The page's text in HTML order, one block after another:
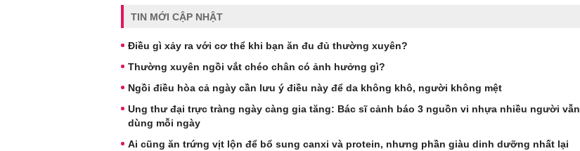
TIN MỚI CẬP NHẬT
Điều gì xảy ra với cơ thể khi bạn ăn đu đủ thường xuyên?
Thường xuyên ngồi vắt chéo chân có ảnh hưởng gì?
Ngồi điều hòa cả ngày cần lưu ý điều này để da không khô, người không mệt
Ung thư đại trực tràng ngày càng gia tăng: Bác sĩ cảnh báo 3 nguồn vi nhựa nhiều người vẫn
dùng mỗi ngày
Ai cũng ăn trứng vịt lộn để bổ sung canxi và protein, nhưng phần giàu dinh dưỡng nhất lại